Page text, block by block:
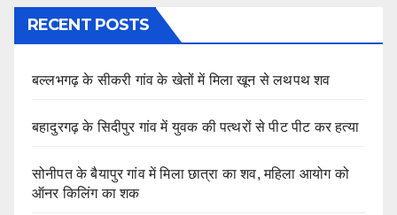
RECENT POSTS
बल्लभगढ़ के सीकरी गांव के खेतों में मिला खून से लथपथ शव
बहादुरगढ़ के सिदीपुर गांव में युवक की पत्थरों से पीट पीट कर हत्या
सोनीपत के बैयापुर गांव में मिला छात्रा का शव, महिला आयोग को
ऑनर किलिंग का शक